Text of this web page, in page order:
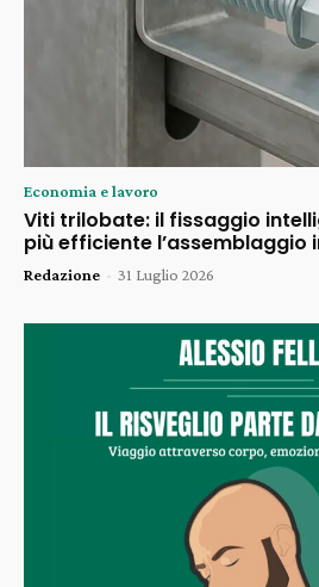
Economia e lavoro
Viti trilobate: il fissaggio
più efficiente l’assemblaggio
Redazione - 31 Luglio 2026